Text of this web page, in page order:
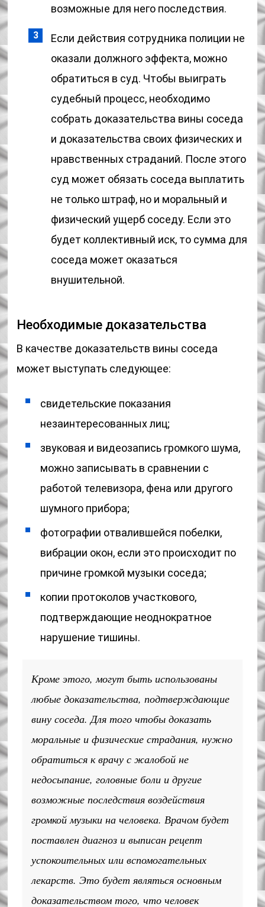
возможные для него последствия.
Если действия сотрудника полиции не
оказали должного эффекта, можно
обратиться в суд. Чтобы выиграть
судебный процесс, необходимо
собрать доказательства вины соседа
и доказательства своих физических и
нравственных страданий. После этого
суд может обязать соседа выплатить
не только штраф, но и моральный и
физический ущерб соседу. Если это
будет коллективный иск, то сумма для
соседа может оказаться
внушительной.
Необходимые доказательства
В качестве доказательств вины соседа
может выступать следующее:
свидетельские показания
незаинтересованных лиц;
звуковая и видеозапись громкого шума,
можно записывать в сравнении с
работой телевизора, фена или другого
шумного прибора;
фотографии отвалившейся побелки,
вибрации окон, если это происходит по
причине громкой музыки соседа;
копии протоколов участкового,
подтверждающие неоднократное
нарушение тишины.
Кроме этого, могут быть использованы
любые доказательства, подтверждающие
вину соседа. Для того чтобы доказать
моральные и физические страдания, нужно
обратиться к врачу с жалобой не
недосыпание, головные боли и другие
возможные последствия воздействия
громкой музыки на человека. Врачом будет
поставлен диагноз и выписан рецепт
успокоительных или вспомогательных
лекарств. Это будет являться основным
доказательством того, что человек